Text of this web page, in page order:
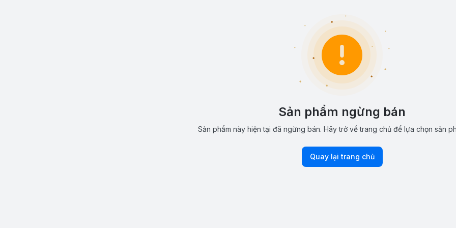
Sản phẩm ngừng bán
Sản phẩm này hiện tại đã ngừng bán. Hãy trở về trang chủ để lựa chọn sản
Quay lại trang chủ